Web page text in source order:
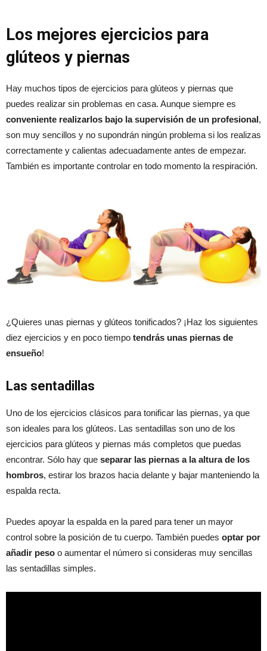
Los mejores ejercicios para
glúteos y piernas
Hay muchos tipos de ejercicios para glúteos y piernas que
puedes realizar sin problemas en casa. Aunque siempre es
conveniente realizarlos bajo la supervisión de un profesional,
son muy sencillos y no supondrán ningún problema si los realizas
correctamente y calientas adecuadamente antes de empezar.
También es importante controlar en todo momento la respiración.
¿Quieres unas piernas y glúteos tonificados? ¡Haz los siguientes
diez ejercicios y en poco tiempo tendrás unas piernas de
ensueño!
Las sentadillas
Uno de los ejercicios clásicos para tonificar las piernas, ya que
son ideales para los glúteos. Las sentadillas son uno de los
ejercicios para glúteos y piernas más completos que puedas
encontrar. Sólo hay que separar las piernas a la altura de los
hombros, estirar los brazos hacia delante y bajar manteniendo la
espalda recta.
Puedes apoyar la espalda en la pared para tener un mayor
control sobre la posición de tu cuerpo. También puedes optar por
añadir peso o aumentar el número si consideras muy sencillas
las sentadillas simples.